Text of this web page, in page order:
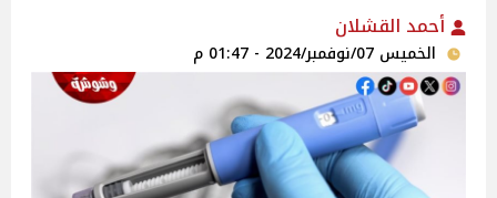
أحمد القشلان
الخميس 07/نوفمبر/2024 - 01:47 م